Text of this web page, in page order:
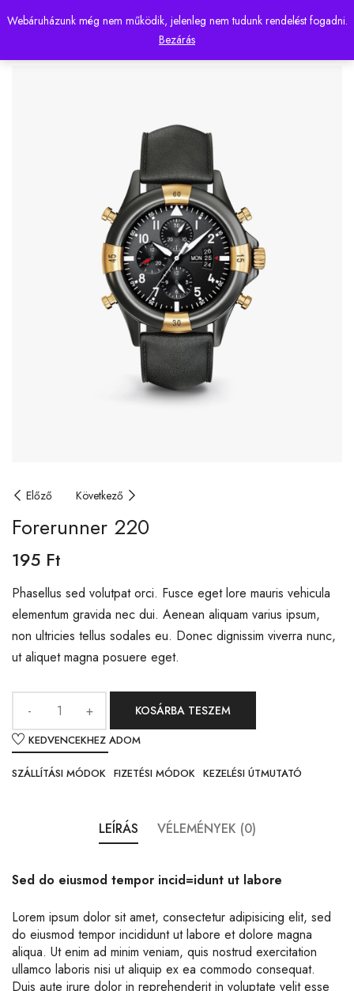
Webáruházunk még nem működik, jelenleg nem tudunk rendelést fogadni.
Bezárás
Előző Következő
Forerunner 220
195 Ft
Phasellus sed volutpat orci. Fusce eget lore mauris vehicula
elementum gravida nec dui. Aenean aliquam varius ipsum,
non ultricies tellus sodales eu. Donec dignissim viverra nunc,
ut aliquet magna posuere eget.
KOSÁRBA TESZEM
KEDVENCEKHEZ ADOM
SZÁLLÍTÁSI MÓDOK FIZETÉSI MÓDOK KEZELÉSI ÚTMUTATÓ
LEÍRÁS VÉLEMÉNYEK (0)
Sed do eiusmod tempor incid=idunt ut labore
Lorem ipsum dolor sit amet, consectetur adipisicing elit, sed
do eiusmod tempor incididunt ut labore et dolore magna
aliqua. Ut enim ad minim veniam, quis nostrud exercitation
ullamco laboris nisi ut aliquip ex ea commodo consequat.
Duis aute irure dolor in reprehenderit in voluptate velit esse